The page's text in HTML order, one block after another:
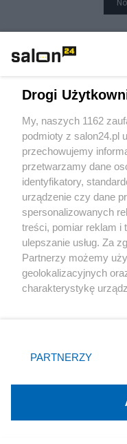
Polityka
Wiceprezydent
Pierwsza taka
Redakcja
Polityka
Drogi
My, naszych 1162
podmioty z salon24.pl
przechowujemy
przetwarzamy dane
identyfikatory,
urządzenie czy dane
spersonalizowanych
treści, pomiar reklam i
ulepszanie usług. Za
Partnerzy możemy
geolokalizacyjnych
charakterystykę
zmienić/wycofać
znajdujący się w
rodzaje przetwarzania
użytkownika, ale
PARTNERZY